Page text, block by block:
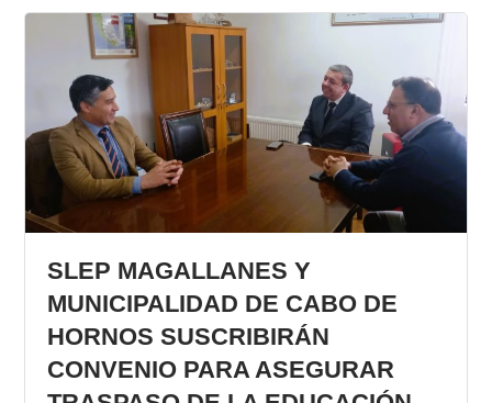
SLEP MAGALLANES Y
MUNICIPALIDAD DE CABO DE
HORNOS SUSCRIBIRÁN
CONVENIO PARA ASEGURAR